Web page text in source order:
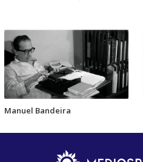
Manuel Bandeira